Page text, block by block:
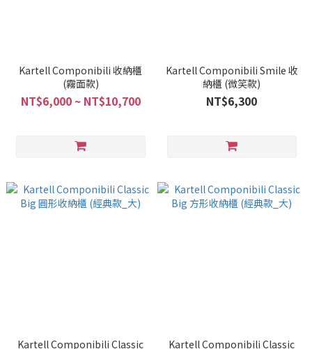
Kartell Componibili 收納櫃
(霧面款)
NT$6,000 ~ NT$10,700
Kartell Componibili Smile 收
納櫃 (微笑款)
NT$6,300
Kartell Componibili Classic
Kartell Componibili Classic